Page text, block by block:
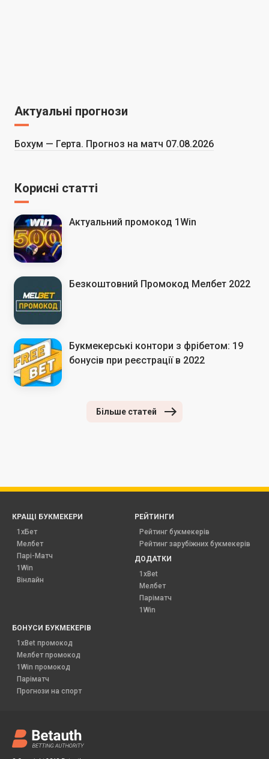
Актуальні прогнози
Бохум — Герта. Прогноз на матч 07.08.2026
Корисні статті
Актуальний промокод 1Win
Безкоштовний Промокод Мелбет 2022
Букмекерські контори з фрібетом: 19
бонусів при реєстрації в 2022
Більше статей
КРАЩІ БУКМЕКЕРИ
1хБет
Мелбет
Парі-Матч
1Win
Вінлайн
РЕЙТИНГИ
Рейтинг букмекерів
Рейтинг зарубіжних букмекерів
ДОДАТКИ
1xBet
Мелбет
Паріматч
1Win
БОНУСИ БУКМЕКЕРІВ
1xBet промокод
Мелбет промокод
1Win промокод
Паріматч
Прогнози на спорт